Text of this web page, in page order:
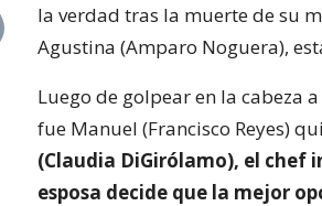
la verdad tras la muerte de su
Agustina (Amparo Noguera),
Luego de golpear en la cabeza
fue Manuel (Francisco Reyes)
(Claudia DiGirólamo), el chef
esposa decide que la mejor